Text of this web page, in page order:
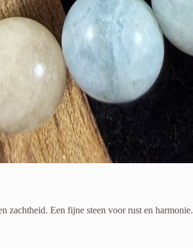
zachtheid. Een fijne steen voor rust en harmonie.